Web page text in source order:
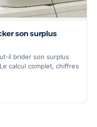
son surplus
il brider son surplus
calcul complet, chiffres